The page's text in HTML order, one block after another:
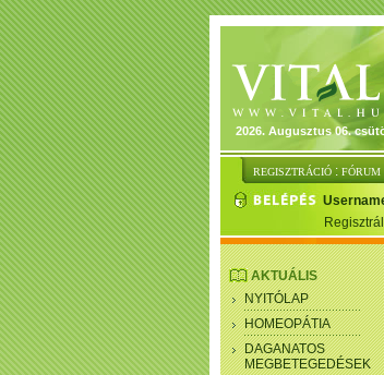
2026. Augusztus 06.
REGISZTRÁCIÓ : FÓRUM
AKTUÁLIS
NYITÓLAP
HOMEOPÁTIA
DAGANATOS
MEGBETEGEDÉSEK